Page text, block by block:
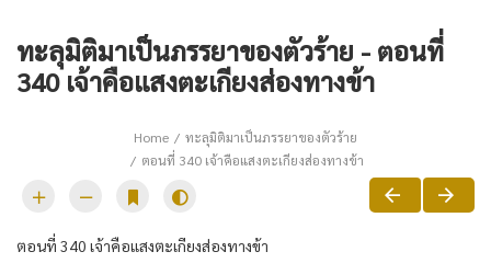
ทะลุมิติมาเป็นภรรยาของตัวร้าย - ตอนที่
340 เจ้าคือแสงตะเกียงส่องทางข้า
Home
ทะลุมิติมาเป็นภรรยาของตัวร้าย
ตอนที่ 340 เจ้าคือแสงตะเกียงส่องทางข้า
ตอนที่ 340 เจ้าคือแสงตะเกียงส่องทางข้า